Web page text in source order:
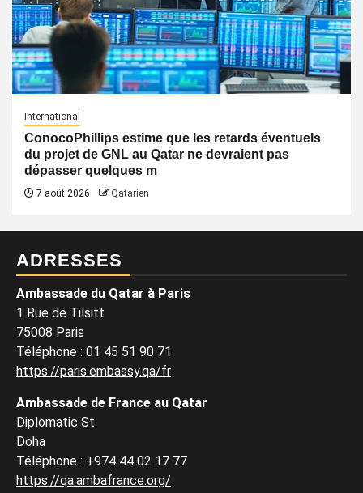
International
ConocoPhillips estime que les retards éventuels
du projet de GNL au Qatar ne devraient pas
dépasser quelques m
7 août 2026 Qatarien
ADRESSES
Ambassade du Qatar à Paris
1 Rue de Tilsitt
75008 Paris
Téléphone : 01 45 51 90 71
https://paris.embassy.qa/fr
Ambassade de France au Qatar
Diplomatic St
Doha
Téléphone : +974 44 02 17 77
https://qa.ambafrance.org/